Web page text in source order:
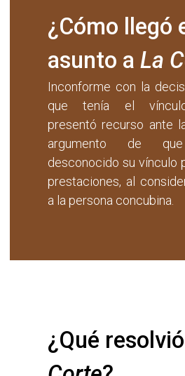
¿Cómo llegó
asunto a La
Inconforme con la
que tenía el vínculo
presentó recurso ante
argumento de
desconocido su vínculo
prestaciones, al
a la persona concubina.
¿Qué resolvió